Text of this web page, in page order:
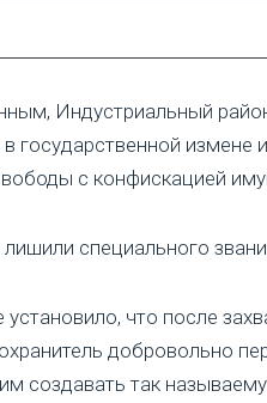
Индустриальный
государственной измене
с конфискацией
специального
установило, что после
добровольно
создавать так